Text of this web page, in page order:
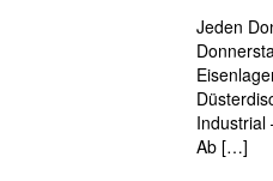
Jeden
Industrial
Ab […]